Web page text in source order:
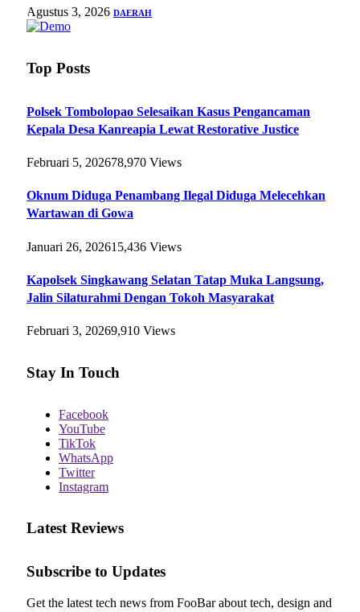
Agustus 3, 2026 DAERAH
Top Posts
Polsek Tombolopao Selesaikan Kasus Pengancaman
Kepala Desa Kanreapia Lewat Restorative Justice
Februari 5, 202678,970 Views
Oknum Diduga Penambang Ilegal Diduga Melecehkan
Wartawan di Gowa
Januari 26, 202615,436 Views
Kapolsek Singkawang Selatan Tatap Muka Langsung,
Jalin Silaturahmi Dengan Tokoh Masyarakat
Februari 3, 20269,910 Views
Stay In Touch
Facebook
YouTube
TikTok
WhatsApp
Twitter
Instagram
Latest Reviews
Subscribe to Updates
Get the latest tech news from FooBar about tech, design and